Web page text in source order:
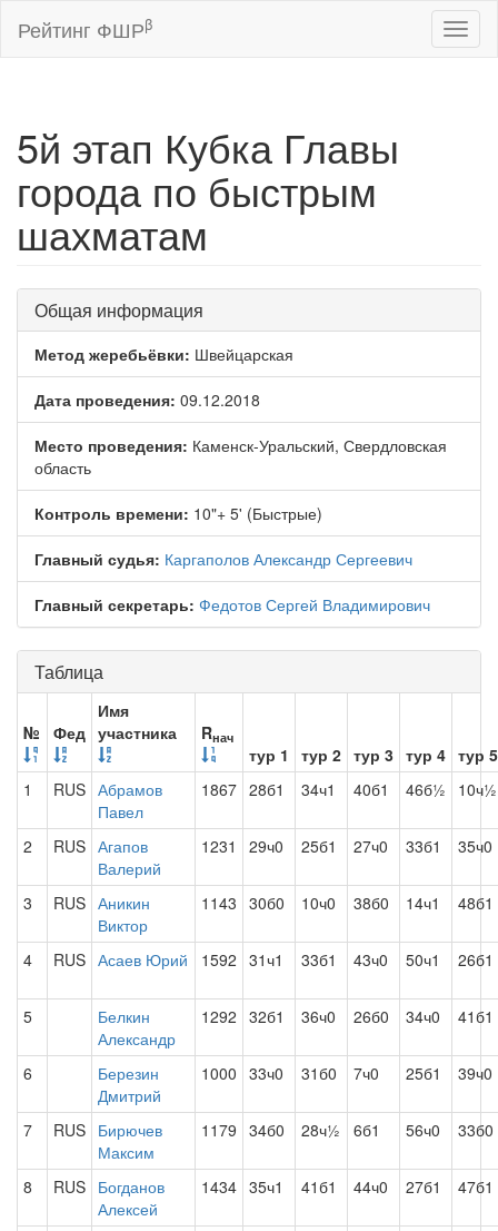
Рейтинг ФШРβ
5й этап Кубка Главы
города по быстрым
шахматам
Общая информация
Метод жеребьёвки: Швейцарская
Дата проведения: 09.12.2018
Место проведения: Каменск-Уральский, Свердловская
область
Контроль времени: 10"+ 5' (Быстрые)
Главный судья: Каргаполов Александр Сергеевич
Главный секретарь: Федотов Сергей Владимирович
Таблица
№ Фед
Имя
участника
Rнач
тур 1 тур 2 тур 3 тур 4 тур 5
1
RUS Абрамов
Павел
1867 28б1 34ч1 40б1 46б½ 10ч½
2 RUS Агапов
Валерий
1231 29ч0 25б1 27ч0 33б1 35ч0
3 RUS Аникин
Виктор
1143 30б0 10ч0 38б0 14ч1 48б1
4 RUS Асаев Юрий 1592 31ч1 33б1 43ч0 50ч1 26б1
5
Белкин
Александр
1292 32б1 36ч0 26б0 34ч0 41б1
6
Березин
Дмитрий
1000 33ч0 31б0 7ч0 25б1 39ч0
7 RUS Бирючев
Максим
1179 34б0 28ч½ 6б1 56ч0 33б0
8 RUS Богданов
Алексей
1434 35ч1 41б1 44ч0 27б1 47б1